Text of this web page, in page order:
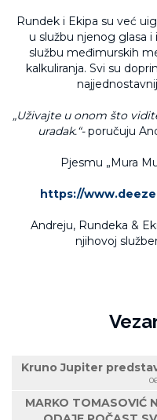
Rundek i Ekipa su već
u službu njenog glasa i
službu međimurskih
kalkuliranja. Svi su
„Uživajte u onom što
uradak.“-poručuju
Pjesmu „Mura
https://
Andreju, Rundeka &
njihovoj
Kruno Jupiter
MARKO TOMASOVIĆ